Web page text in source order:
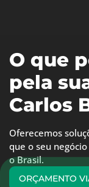
O que
pela
Carlos
Oferecemos
que o seu
o Brasil.
ORÇAMENTO